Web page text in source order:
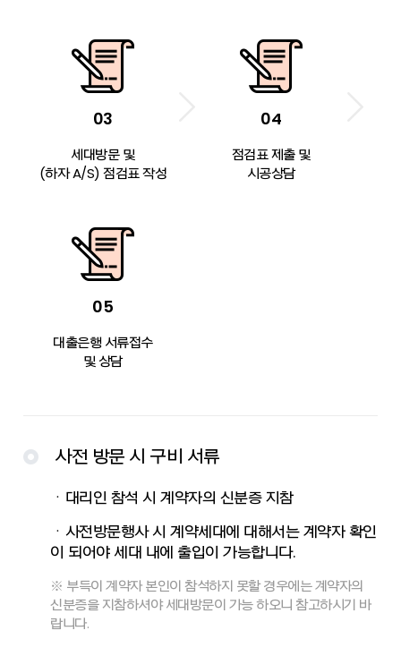
03
세대방문 및
(하자 A/S) 점검표 작성
04
점검표 제출 및
시공상담
05
대출은행 서류접수
및 상담
사전 방문 시 구비 서류
ㆍ대리인 참석 시 계약자의 신분증 지참
ㆍ사전방문행사 시 계약세대에 대해서는 계약자 확인
이 되어야 세대 내에 출입이 가능합니다.
※ 부득이 계약자 본인이 참석하지 못할 경우에는 계약자의
신분증을 지참하셔야 세대방문이 가능 하오니 참고하시기 바
랍니다.